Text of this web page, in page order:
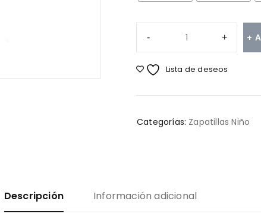
Lista de deseos
Categorías: Zapatillas Niño
Descripción Información adicional